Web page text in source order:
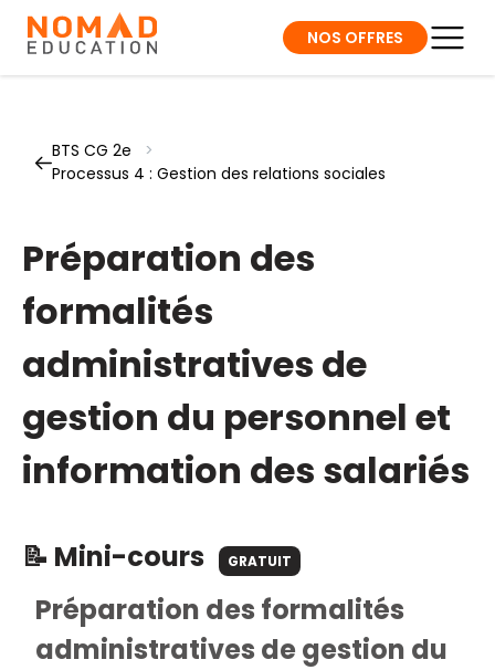
NOS OFFRES
BTS CG 2e
>
Processus 4 : Gestion des relations sociales
Préparation des
formalités
administratives de
gestion du personnel et
information des salariés
📝 Mini-cours GRATUIT
Préparation des formalités
administratives de gestion du